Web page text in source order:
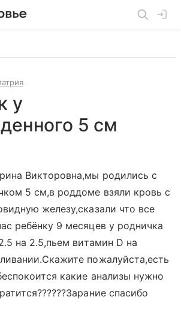
у
5 см
Викторовна,мы родились с
5 см,в роддоме взяли кровь с
железу,сказали что все
ребёнку 9 месяцев у родничка
на 2.5,пьем витамин D на
пожалуйста,есть
какие анализы нужно
спасибо